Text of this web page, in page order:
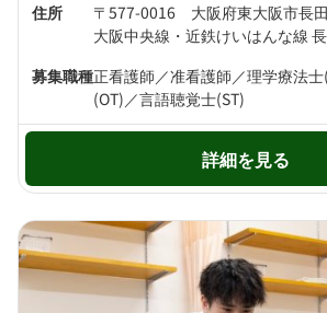
住所
〒577-0016 大阪府東大阪市長
募集職種正看護師／准看護師／理学療法
(OT)／言語聴覚士(ST)
詳細を見る